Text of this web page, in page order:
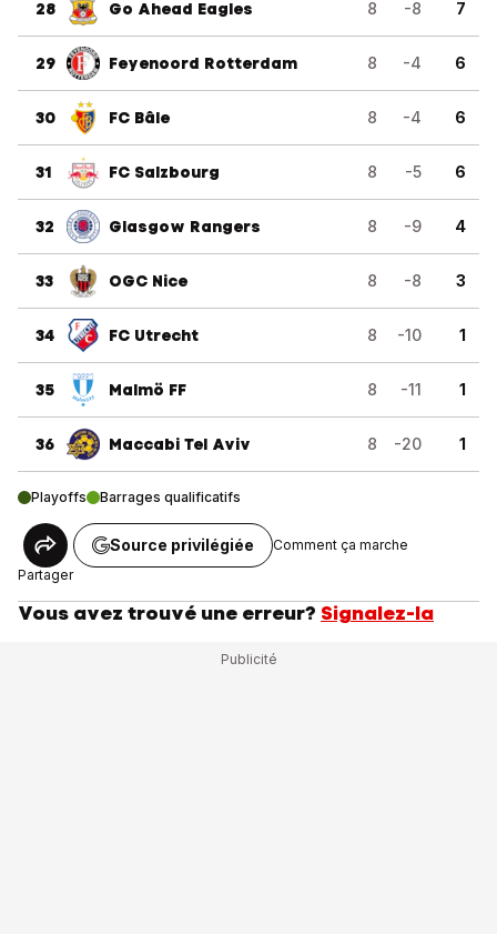
28 Go Ahead Eagles 8 -8 7
29 Feyenoord Rotterdam 8 -4 6
30 FC Bâle 8 -4 6
31 FC Salzbourg 8 -5 6
32 Glasgow Rangers 8 -9 4
33 OGC Nice 8 -8 3
34 FC Utrecht 8 -10 1
35 Malmö FF 8 -11 1
36 Maccabi Tel Aviv 8 -20 1
Playoffs Barrages qualificatifs
Partager
Source privilégiée Comment ça marche
Vous avez trouvé une erreur? Signalez-la